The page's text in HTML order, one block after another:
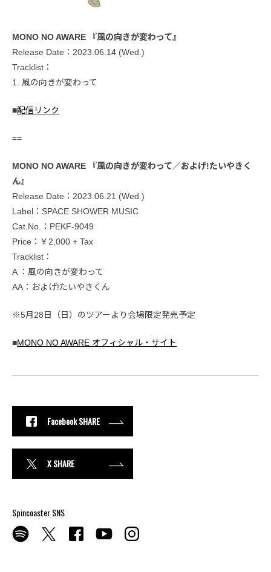
MONO NO AWARE 『風の向きが変わって』
Release Date：2023.06.14 (Wed.)
Tracklist：
1. 風の向きが変わって
■配信リンク
==
MONO NO AWARE 『風の向きが変わって／およげ!たいやきく
ん』
Release Date：2023.06.21 (Wed.)
Label：SPACE SHOWER MUSIC
Cat.No.：PEKF-9049
Price：￥2,000 + Tax
Tracklist：
A ：風の向きが変わって
AA：およげ!たいやきくん
※5月28日（日）のツアーより会場限定発売予定
■MONO NO AWARE オフィシャル・サイト
Facebook SHARE
X SHARE
Spincoaster SNS